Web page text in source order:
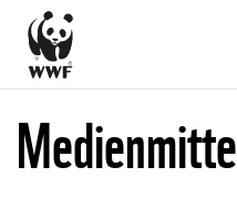
Direkt
zum
Inhalt